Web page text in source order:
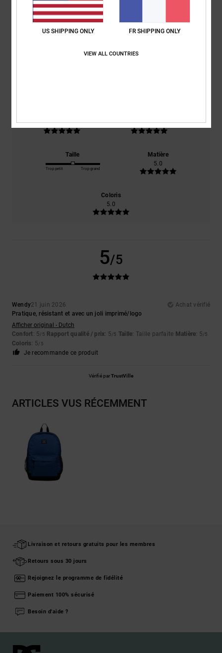
Note moyenne
5.0
5.0
5.0
Taille
Trop petit Trop grand
Matière
5.0
Coloris
5.0
5/5
Wendy21 juin 2026
Achat vérifié
Pratique, résistant et avec un joli imprimé/logo
Afficher original - Dutch
Confort: 5/5 Rapport qualité / prix: 5/5 Taille: Taille parfaite Matière: 5/5
Coloris: 5/5
Je recommande ce produit
Vérifié parTrustVille
ARTICLES VUS RÉCEMMENT
Livraison et retours gratuits pour les membres
Retours sous 30 jours
Rejoignez le programme de fidélité
Paiement 100% sécurisé
Besoin d'aide ?
US SHIPPING ONLY FR SHIPPING ONLY
VIEW ALL COUNTRIES